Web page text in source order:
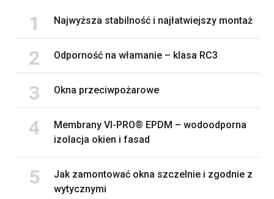
Najwyższa stabilność i najłatwiejszy montaż
Odporność na włamanie – klasa RC3
Okna przeciwpożarowe
Membrany VI-PRO® EPDM – wodoodporna
izolacja okien i fasad
Jak zamontować okna szczelnie i zgodnie z
wytycznymi